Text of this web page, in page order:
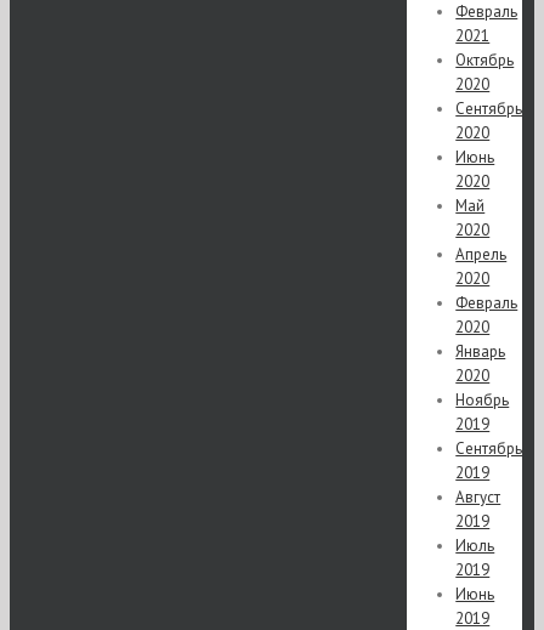
Февраль
2021
Октябрь
2020
Сентябрь
2020
Июнь
2020
Май
2020
Апрель
2020
Февраль
2020
Январь
2020
Ноябрь
2019
Сентябрь
2019
Август
2019
Июль
2019
Июнь
2019